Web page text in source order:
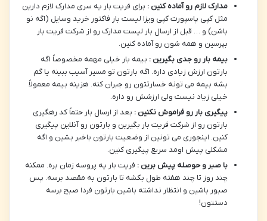
مدارک لازم رو آماده کنین : برای فریت بار یه سری مدارک لازم دارین
مثل کپی پاسپورت کپی ویزا لیست بار فاکتور خرید وسایل (اگه نو
باشن) و … قبل از ارسال بار لیست مدارک رو از شرکت فریت بار
بپرسین و همه شون رو آماده کنین.
بیمه بار رو جدی بگیرین : بیمه بار خیلی مهمه مخصوصاً اگه
بارتون ارزش زیادی داره. اگه بارتون تو مسیر آسیب ببینه یا گم
بشه بیمه می تونه خسارتتون رو جبران کنه. هزینه بیمه معمولاً
خیلی زیاد نیست ولی ارزشش رو داره.
پیگیری بار رو فراموش نکنین : بعد از ارسال بار حتماً کد رهگیری
بارتون رو از شرکت فریت بار بگیرین و بارتون رو آنلاین پیگیری
کنین. اینجوری می تونین از وضعیت بارتون باخبر بشین و اگه
مشکلی پیش اومد سریع پیگیری کنین.
با صبر و حوصله پیش برین : فریت بار یه پروسه زمان بره. ممکنه
چند روز تا چند هفته طول بکشه تا بارتون به مقصد برسه. پس
صبور باشین و انتظار نداشته باشین بارتون فردا صبح برسه
دستتون!